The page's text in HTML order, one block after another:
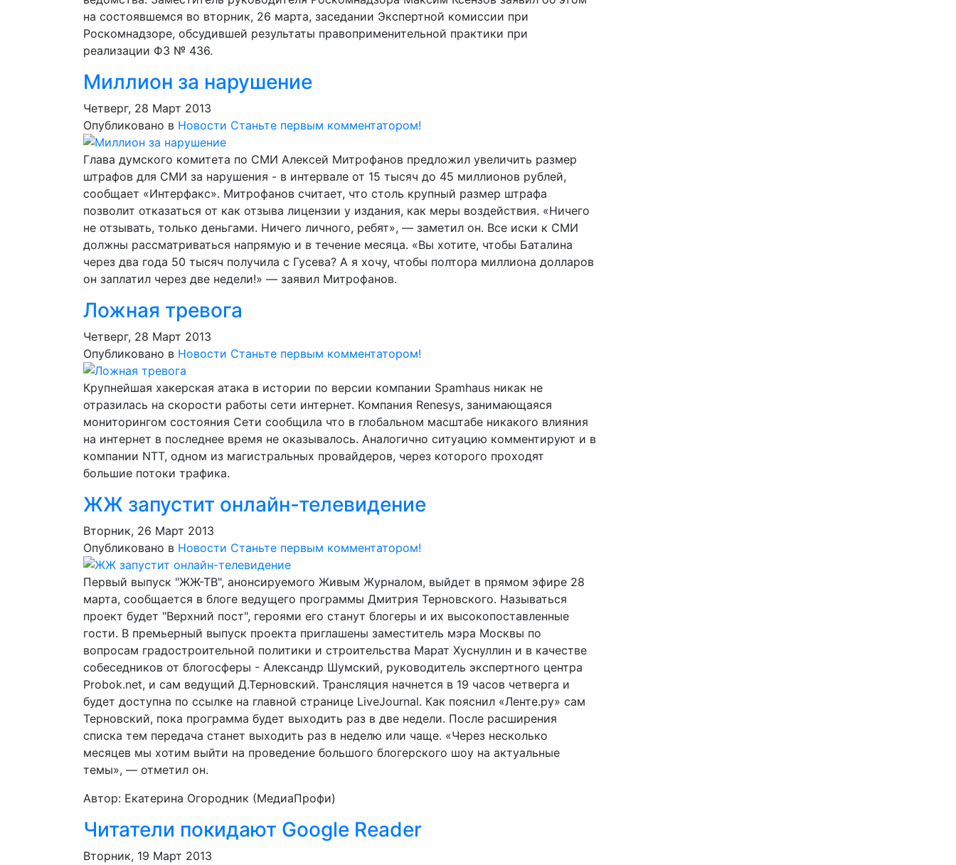
на состоявшемся во вторник, 26 марта, заседании Экспертной комиссии при
Роскомнадзоре, обсудившей результаты правоприменительной практики при
реализации ФЗ № 436.
Миллион за нарушение
Четверг, 28 Март 2013
Опубликовано в Новости Станьте первым комментатором!
Глава думского комитета по СМИ Алексей Митрофанов предложил увеличить размер
штрафов для СМИ за нарушения - в интервале от 15 тысяч до 45 миллионов рублей,
сообщает «Интерфакс». Митрофанов считает, что столь крупный размер штрафа
позволит отказаться от как отзыва лицензии у издания, как меры воздействия. «Ничего
не отзывать, только деньгами. Ничего личного, ребят», — заметил он. Все иски к СМИ
должны рассматриваться напрямую и в течение месяца. «Вы хотите, чтобы Баталина
через два года 50 тысяч получила с Гусева? А я хочу, чтобы полтора миллиона долларов
он заплатил через две недели!» — заявил Митрофанов.
Ложная тревога
Четверг, 28 Март 2013
Опубликовано в Новости Станьте первым комментатором!
Крупнейшая хакерская атака в истории по версии компании Spamhaus никак не
отразилась на скорости работы сети интернет. Компания Renesys, занимающаяся
мониторингом состояния Сети сообщила что в глобальном масштабе никакого влияния
на интернет в последнее время не оказывалось. Аналогично ситуацию комментируют и в
компании NTT, одном из магистральных провайдеров, через которого проходят
большие потоки трафика.
ЖЖ запустит онлайн-телевидение
Вторник, 26 Март 2013
Опубликовано в Новости Станьте первым комментатором!
Первый выпуск "ЖЖ-ТВ", анонсируемого Живым Журналом, выйдет в прямом эфире 28
марта, сообщается в блоге ведущего программы Дмитрия Терновского. Называться
проект будет "Верхний пост", героями его станут блогеры и их высокопоставленные
гости. В премьерный выпуск проекта приглашены заместитель мэра Москвы по
вопросам градостроительной политики и строительства Марат Хуснуллин и в качестве
собеседников от блогосферы - Александр Шумский, руководитель экспертного центра
Probok.net, и сам ведущий Д.Терновский. Трансляция начнется в 19 часов четверга и
будет доступна по ссылке на главной странице LiveJournal. Как пояснил «Ленте.ру» сам
Терновский, пока программа будет выходить раз в две недели. После расширения
списка тем передача станет выходить раз в неделю или чаще. «Через несколько
месяцев мы хотим выйти на проведение большого блогерского шоу на актуальные
темы», — отметил он.
Автор: Екатерина Огородник (МедиаПрофи)
Читатели покидают Google Reader
Вторник, 19 Март 2013